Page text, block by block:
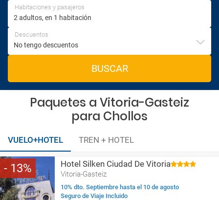
Habitaciones y pasajeros
Descuentos
BUSCAR
Paquetes a Vitoria-Gasteiz
para Chollos
VUELO+HOTEL TREN + HOTEL
13 Hotel Silken Ciudad De Vitoria
Vitoria-Gasteiz
10% dto. Septiembre hasta el 10 de agosto
Seguro de Viaje Incluido